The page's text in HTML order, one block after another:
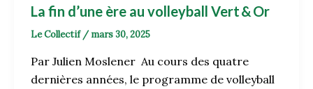
La fin d’une ère au volleyball Vert & Or
Le Collectif / mars 30, 2025
Par Julien Moslener Au cours des quatre
dernières années, le programme de volleyball